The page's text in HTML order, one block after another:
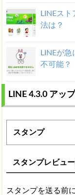
LINEス
法は？
LINEが
不可能？
LINE プ
時の対処
LINE ア
元方法！
LINE 4.3.0 アッ
スタンプ
スタンプレビュ
スタンプを送る前